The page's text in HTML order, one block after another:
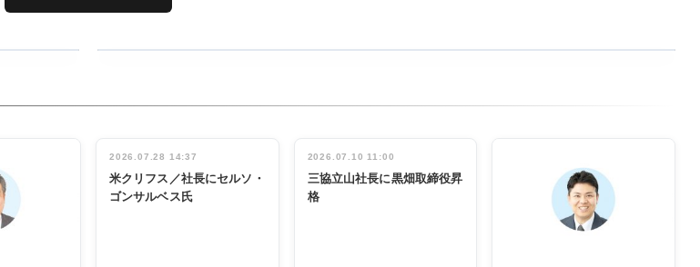
念祝う 業界
関係者ら220
人出席
2026.07.28 14:37
米クリフス／社長にセルソ・
ゴンサルベス氏
2026.07.10 11:00
三協立山社長に黒畑取締役昇
格